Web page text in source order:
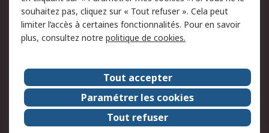
Campagnes marketing
A propos de RS
A propos de RS France
Evénements
Le groupe RS Group Plc
Presse
RS dans le monde
Démarche RSE
Nous rejoindre
RS Particuliers
souhaitez pas, cliquez sur « Tout refuser ». Cela peut
limiter l’accès à certaines fonctionnalités. Pour en savoir
plus, consultez notre politique de cookies.
Tout accepter
Paramétrer les cookies
Tout refuser